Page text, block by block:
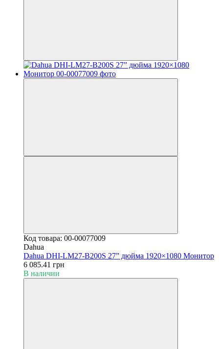
Код товара: 00-00077009
Dahua
Dahua DHI-LM27-B200S 27” дюйма 1920×1080 Монитор
6 085.41 грн
В наличии